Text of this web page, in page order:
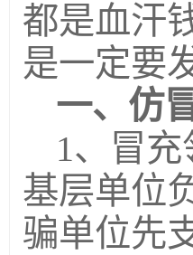
都是血汗
是一定要
一、仿
1、冒
基层单位
骗单位先